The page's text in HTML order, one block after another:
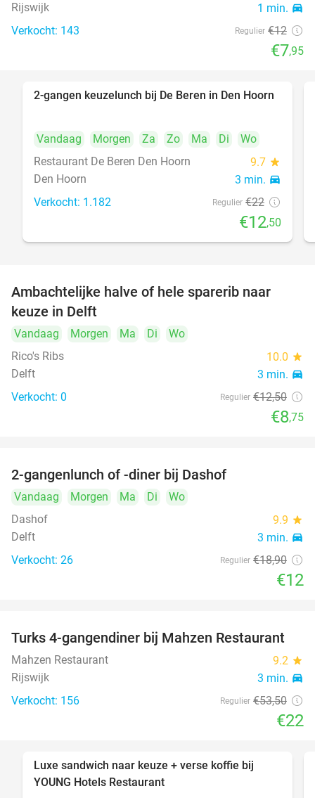
Rijswijk 1 min. directions_car
Verkocht: 143 Regulier €12
€7,95
43%
2-gangen keuzelunch bij De Beren in Den Hoorn
Vandaag Morgen Za Zo Ma Di
Wo
Restaurant De Beren Den Hoorn
9.7 star
Den Hoorn 3 min. directions_car
Verkocht: 1.182 Regulier €22
€12,50
TODAY
Ambachtelijke halve of hele sparerib naar
keuze in Delft
Vandaag Morgen Ma Di
Wo
Rico's Ribs
10.0 star
Delft 3 min. directions_car
Verkocht: 0 Regulier €12,50
€8,75
2-gangenlunch of -diner bij Dashof
Vandaag Morgen Ma Di
Wo
Dashof
9.9 star
Delft 3 min. directions_car
Verkocht: 26 Regulier €18,90
€12
59%
Turks 4-gangendiner bij Mahzen Restaurant
Mahzen Restaurant 9.2 star
Rijswijk 3 min. directions_car
Verkocht: 156 Regulier €53,50
€22
Luxe sandwich naar keuze + verse koffie bij
YOUNG Hotels Restaurant